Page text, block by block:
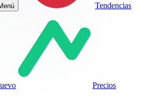
Tendencias
Precios